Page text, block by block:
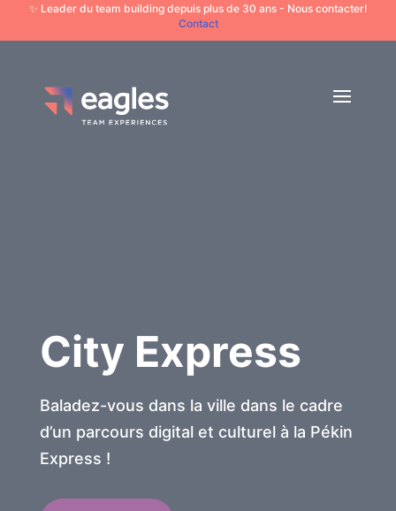
✨ Leader du team building depuis plus de 30 ans - Nous contacter!
Contact
City Express
Baladez-vous dans la ville dans le cadre
d’un parcours digital et culturel à la Pékin
Express !